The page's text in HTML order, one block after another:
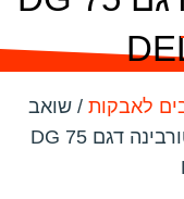
לאבקות / שואב
אבק תעשייתי – שואב תלת פאזי טורבינה דגם DG 75